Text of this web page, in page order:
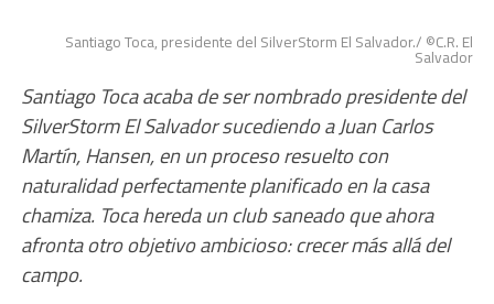
Santiago Toca, presidente del SilverStorm El Salvador./ ©C.R. El
Salvador
Santiago Toca acaba de ser nombrado presidente del
SilverStorm El Salvador sucediendo a Juan Carlos
Martín, Hansen, en un proceso resuelto con
naturalidad perfectamente planificado en la casa
chamiza. Toca hereda un club saneado que ahora
afronta otro objetivo ambicioso: crecer más allá del
campo.